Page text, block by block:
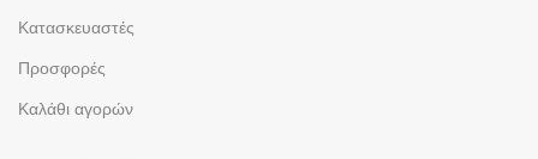
Κατασκευαστές
Προσφορές
Καλάθι αγορών